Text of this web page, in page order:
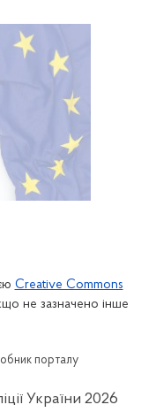
Creative Commons
не зазначено інше
України 2026
порталу